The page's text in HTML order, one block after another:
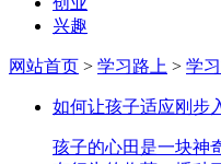
兴趣
网站首页 > 学习路上 > 学
如何让孩子适应刚步
孩子的心田是一块神